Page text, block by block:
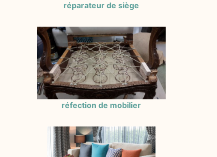
réparateur de siège
réfection de mobilier